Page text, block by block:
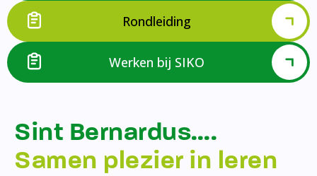
Rondleiding
Werken bij SIKO
Sint Bernardus….
Samen plezier in leren